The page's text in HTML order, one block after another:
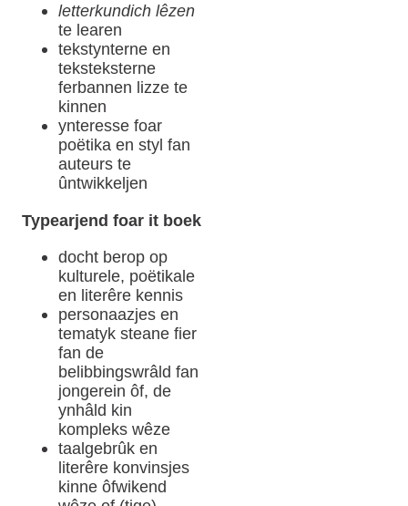
letterkundich lêzen
te learen
tekstynterne en
teksteksterne
ferbannen lizze te
kinnen
ynteresse foar
poëtika en styl fan
auteurs te
ûntwikkeljen
Typearjend foar it boek
docht berop op
kulturele, poëtikale
en literêre kennis
personaazjes en
tematyk steane fier
fan de
belibbingswrâld fan
jongerein ôf, de
ynhâld kin
kompleks wêze
taalgebrûk en
literêre konvinsjes
kinne ôfwikend